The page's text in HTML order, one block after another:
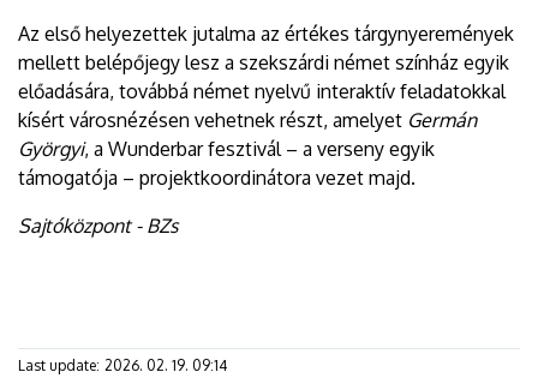
Az első helyezettek jutalma az értékes tárgynyeremények
mellett belépőjegy lesz a szekszárdi német színház egyik
előadására, továbbá német nyelvű interaktív feladatokkal
kísért városnézésen vehetnek részt, amelyet Germán
Györgyi, a Wunderbar fesztivál – a verseny egyik
támogatója – projektkoordinátora vezet majd.
Sajtóközpont - BZs
Last update: 2026. 02. 19. 09:14